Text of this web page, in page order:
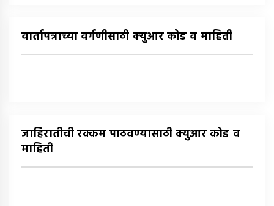
वार्तापत्राच्या वर्गणीसाठी क्युआर कोड व माहिती
जाहिरातीची रक्कम पाठवण्यासाठी क्युआर कोड व
माहिती